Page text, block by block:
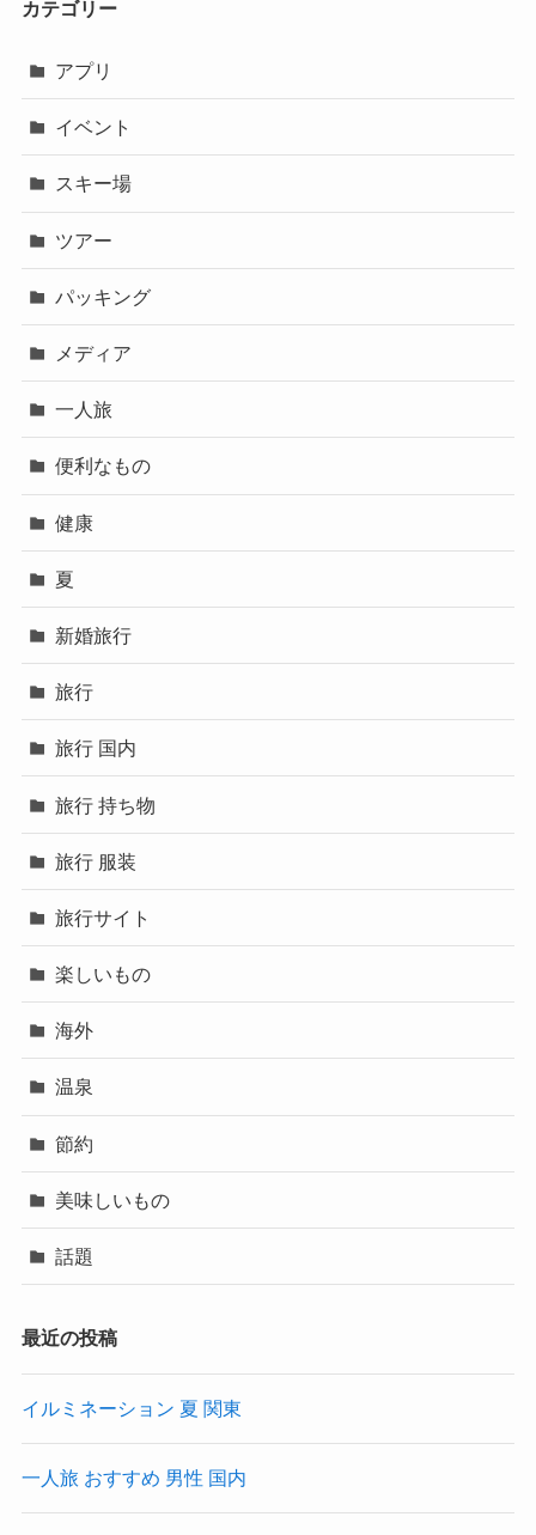
カテゴリー
アプリ
イベント
スキー場
ツアー
パッキング
メディア
一人旅
便利なもの
健康
夏
新婚旅行
旅行
旅行 国内
旅行 持ち物
旅行 服装
旅行サイト
楽しいもの
海外
温泉
節約
美味しいもの
話題
最近の投稿
イルミネーション 夏 関東
一人旅 おすすめ 男性 国内